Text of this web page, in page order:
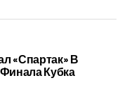
«Спартак» В
Кубка